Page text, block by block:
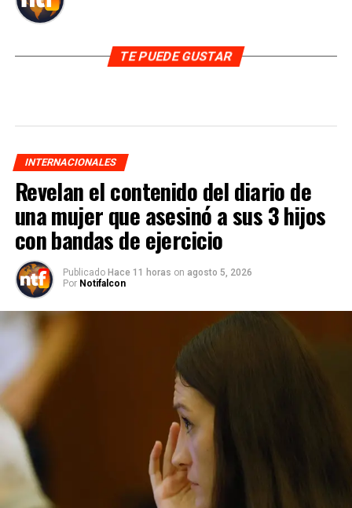
TE PUEDE GUSTAR
INTERNACIONALES
Revelan el contenido del diario de
una mujer que asesinó a sus 3 hijos
con bandas de ejercicio
Publicado Hace 11 horas on agosto 5, 2026
Por Notifalcon